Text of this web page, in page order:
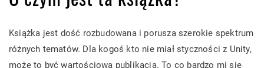
Książka jest dość rozbudowana i porusza szerokie spektrum
różnych tematów. Dla kogoś kto nie miał styczności z Unity,
może to być wartościowa publikacja. To co bardzo mi się